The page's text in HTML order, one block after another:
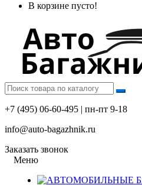
В корзине пусто!
+7 (495) 06-60-495 | пн-пт 9-18
info@auto-bagazhnik.ru
Заказать звонок
Меню